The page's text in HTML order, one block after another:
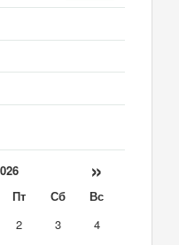
»
Пт Сб
Вс
2 3
4